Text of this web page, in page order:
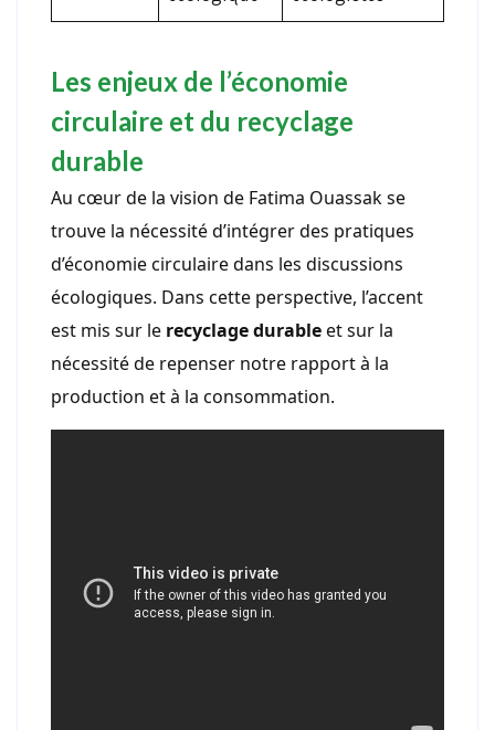
Les enjeux de l’économie
circulaire et du recyclage
durable
Au cœur de la vision de Fatima Ouassak se
trouve la nécessité d’intégrer des pratiques
d’économie circulaire dans les discussions
écologiques. Dans cette perspective, l’accent
est mis sur le recyclage durableet sur la
nécessité de repenser notre rapport à la
production et à la consommation.